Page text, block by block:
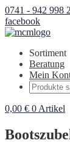
0741 - 942 998
facebook
Sortiment
Beratung
Mein
Suchen
nach:
0,00 € 0 Artikel